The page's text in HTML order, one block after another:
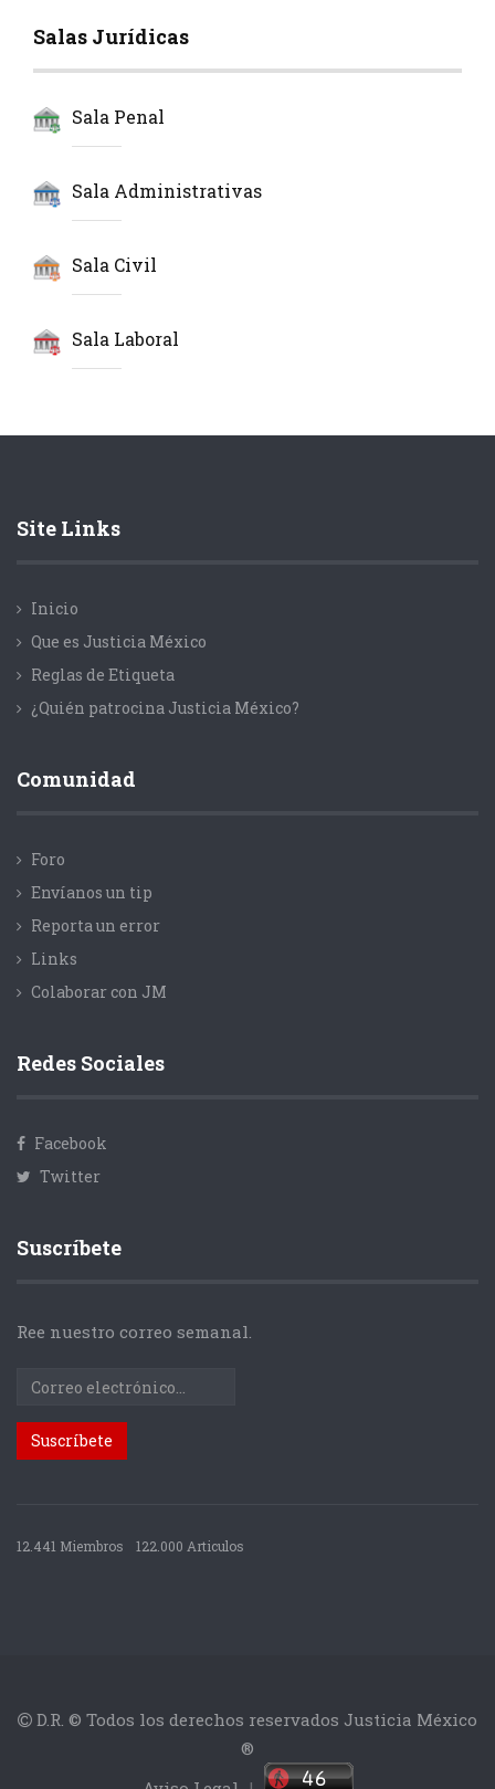
Salas Jurídicas
Sala Penal
Sala Administrativas
Sala Civil
Sala Laboral
Site Links
Inicio
Que es Justicia México
Reglas de Etiqueta
¿Quién patrocina Justicia México?
Comunidad
Foro
Envíanos un tip
Reporta un error
Links
Colaborar con JM
Redes Sociales
Facebook
Twitter
Suscríbete
Ree nuestro correo semanal.
12.441 Miembros 122.000 Articulos
D.R. © Todos los derechos reservados Justicia México
®